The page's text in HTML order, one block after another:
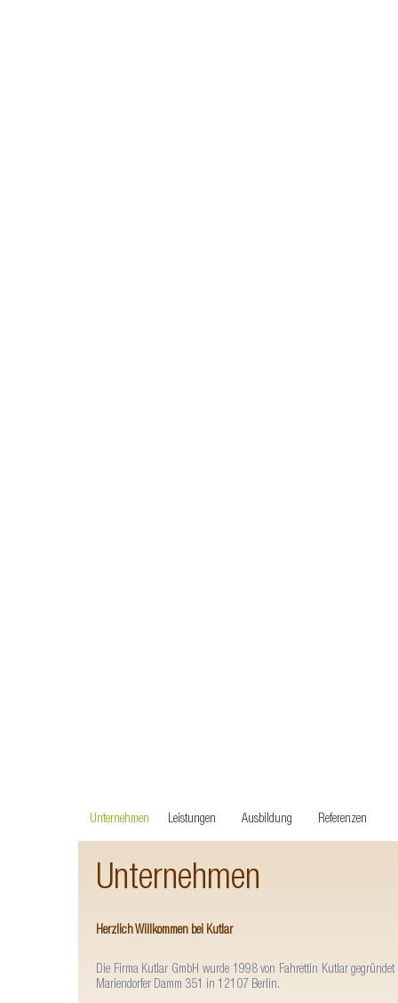
Unternehmen Leistungen Ausbildung Referenzen
Unternehmen
Herzlich Willkommen bei Kutlar
Die Firma Kutlar GmbH wurde 1998 von Fahrettin Kutlar
Mariendorfer Damm 351 in 12107 Berlin.